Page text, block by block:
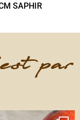
SAPHIR
par